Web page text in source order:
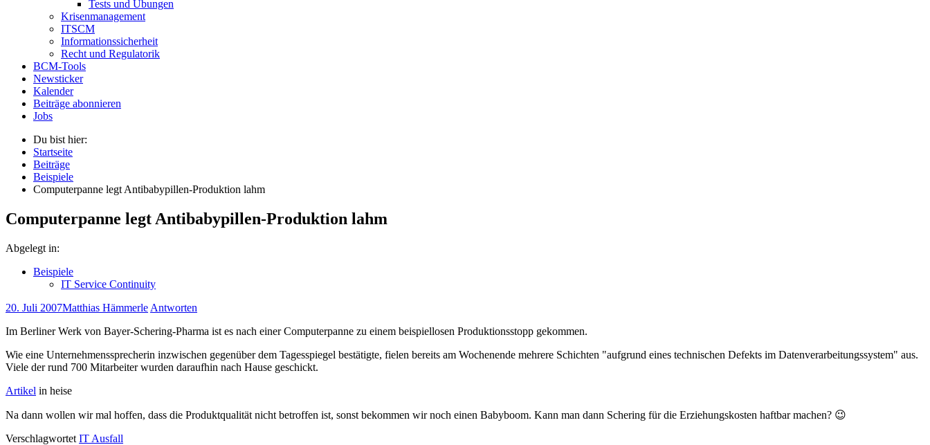
Tests und Übungen
Krisenmanagement
ITSCM
Informationssicherheit
Recht und Regulatorik
BCM-Tools
Newsticker
Kalender
Beiträge abonnieren
Jobs
Du bist hier:
Startseite
Beiträge
Beispiele
Computerpanne legt Antibabypillen-Produktion lahm
Computerpanne legt Antibabypillen-Produktion lahm
Abgelegt in:
Beispiele
IT Service Continuity
20. Juli 2007Matthias Hämmerle Antworten
Im Berliner Werk von Bayer-Schering-Pharma ist es nach einer Computerpanne zu einem beispiellosen Produktionsstopp gekommen.
Wie eine Unternehmenssprecherin inzwischen gegenüber dem Tagesspiegel bestätigte, fielen bereits am Wochenende mehrere Schichten "aufgrund eines technischen Defekts im Datenverarbeitungssystem" aus.
Viele der rund 700 Mitarbeiter wurden daraufhin nach Hause geschickt.
Artikel in heise
Na dann wollen wir mal hoffen, dass die Produktqualität nicht betroffen ist, sonst bekommen wir noch einen Babyboom. Kann man dann Schering für die Erziehungskosten haftbar machen? 😉
Verschlagwortet IT Ausfall